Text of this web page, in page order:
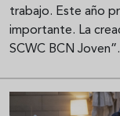
trabajo. Este año
importante. La
SCWC BCN Joven”.